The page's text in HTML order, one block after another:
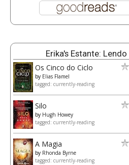
Erika's Estante: Lendo
Os Cinco do Ciclo
by Elias Flamel
tagged: currently-reading
Silo
by Hugh Howey
tagged: currently-reading
A Magia
by Rhonda Byrne
tagged: currently-reading